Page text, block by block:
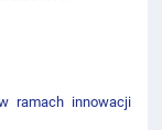
ramach innowacji